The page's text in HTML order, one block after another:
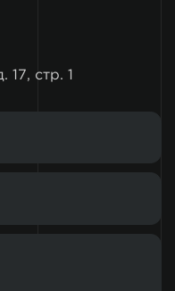
стр. 1